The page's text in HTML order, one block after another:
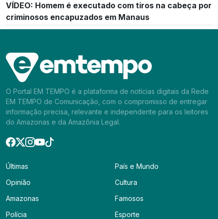
VÍDEO: Homem é executado com tiros na cabeça por
criminosos encapuzados em Manaus
O Portal EM TEMPO é a plataforma de notícias digitais da Rede
EM TEMPO de Comunicação, com o compromisso de entregar
informação precisa, relevante e independente para os leitores
do Amazonas e da Amazônia Legal.
Últimas
Opinião
Amazonas
Polícia
País e Mundo
Cultura
Famosos
Esporte